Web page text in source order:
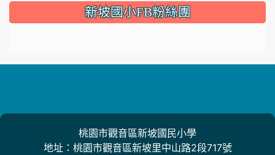
::: 新坡國小FB粉絲團
桃園市觀音區新坡國民小學
地址：桃園市觀音區新坡里中山路2段717號